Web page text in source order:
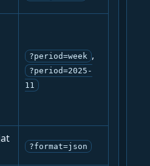
?period=week ,
?period=2025-
11
?format=json